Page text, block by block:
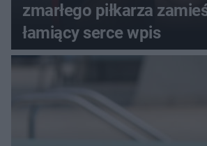
zmarłego piłkarza
łamiący serce wpis